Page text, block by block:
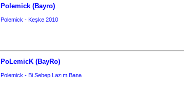
Polemick (Bayro)
Polemick - Keşke 2010
PoLemicK (BayRo)
Polemick - Bi Sebep Lazım Bana